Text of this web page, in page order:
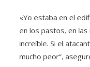
«Yo estaba en el
en los pastos, en
increíble. Si el
mucho peor”,